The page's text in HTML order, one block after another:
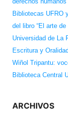
Bibliotecas UFRO
del libro “El arte
Universidad de La
Escritura y
Wiñol Tripantu:
Biblioteca Central
ARCHIVOS